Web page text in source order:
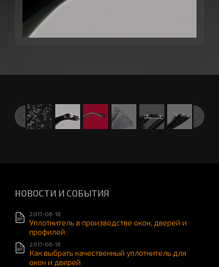
НОВОСТИ И СОБЫТИЯ
2017-08-18
Уплотнитель в производстве окон, дверей и
профилей
2017-08-18
Как выбрать качественный уплотнитель для
окон и дверей